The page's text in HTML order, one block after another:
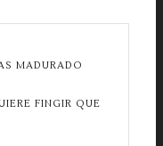
MADURADO
FINGIR QUE